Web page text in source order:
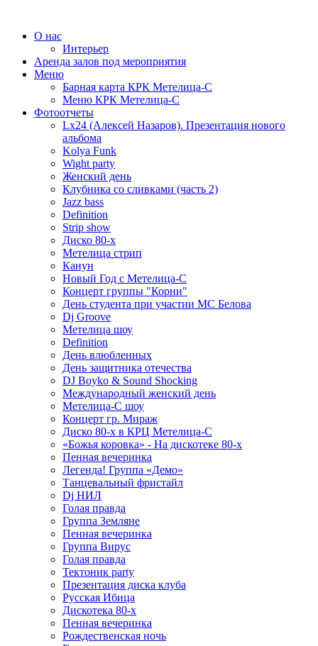
О нас
Интерьер
Аренда залов под мероприятия
Меню
Барная карта КРК Метелица-С
Меню КРК Метелица-С
Фотоотчеты
Lx24 (Алексей Назаров). Презентация нового
альбома
Kolya Funk
Wight party
Женский день
Клубника со сливками (часть 2)
Jazz bass
Definition
Strip show
Диско 80-х
Метелица стрип
Канун
Новый Год с Метелица-С
Концерт группы "Корни"
День студента при участии МС Белова
Dj Groove
Метелица шоу
Definition
День влюбленных
День защитника отечества
DJ Boyko & Sound Shocking
Международный женский день
Метелица-С шоу
Концерт гр. Мираж
Диско 80-х в КРЦ Метелица-С
«Божья коровка» - На дискотеке 80-х
Пенная вечеринка
Легенда! Группа «Демо»
Танцевальный фристайл
Dj НИЛ
Голая правда
Группа Земляне
Пенная вечеринка
Группа Вирус
Голая правда
Тектоник party
Презентация диска клуба
Русская Ибица
Дискотека 80-х
Пенная вечеринка
Рождественская ночь